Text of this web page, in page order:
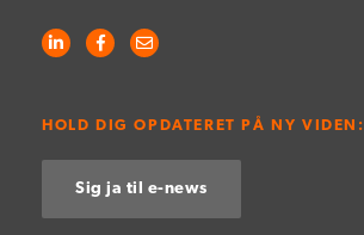
HOLD DIG OPDATERET PÅ NY VIDEN:
Sig ja til e-news